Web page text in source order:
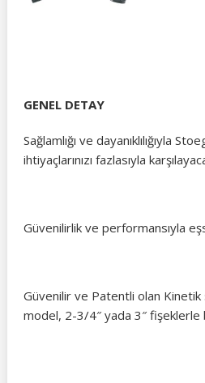
GENEL DETAY
Sağlamlığı ve dayanıklılığıyla
ihtiyaçlarınızı fazlasıyla
Güvenilirlik ve performansıyla
Güvenilir ve Patentli olan Kinetik
model, 2-3/4″ yada 3″ fişeklerle